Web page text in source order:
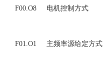
F00.O8 电机控制方式
F01.O1 主频率源给定方式